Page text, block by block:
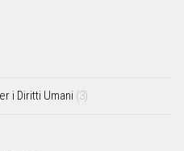
i Diritti Umani (3)